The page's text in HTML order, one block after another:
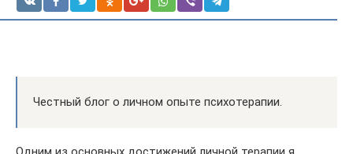
Честный блог о личном опыте психотерапии.